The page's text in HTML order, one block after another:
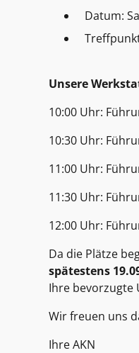
Datum:
Unsere
10:00 Uhr:
10:30 Uhr:
11:00 Uhr:
11:30 Uhr:
12:00 Uhr:
Da die Plätze
spätestens
Ihre bevorzugte
Wir freuen uns
Ihre AKN